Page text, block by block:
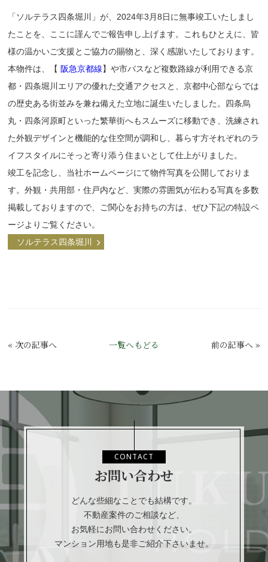
「ソルテラス四条堀川」が、2024年3月8日に無事竣工いたしまし
たことを、ここに謹んでご報告申し上げます。これもひとえに、皆
様の温かいご支援とご協力の賜物と、深く感謝いたしております。
本物件は、【 阪急京都線】や市バスなど複数路線が利用できる京
都・四条堀川エリアの優れた交通アクセスと、京都中心部ならでは
の歴史ある街並みを兼ね備えた立地に誕生いたしました。四条烏
丸・四条河原町といった繁華街へもスムーズに移動でき、洗練され
た外観デザインと機能的な住空間が調和し、暮らす方それぞれのラ
イフスタイルにそっと寄り添う住まいとして仕上がりました。
竣工を記念し、当社ホームページにて物件写真を公開しておりま
す。外観・共用部・住戸内など、実際の雰囲気が伝わる写真を多数
掲載しておりますので、ご関心をお持ちの方は、ぜひ下記の特設ペ
ージよりご覧ください。
ソルテラス四条堀川
«次の記事へ 一覧へもどる 前の記事へ»
CONTACT
お問い合わせ
どんな些細なことでも結構です。
不動産案件のご相談など、
お気軽にお問い合わせください。
マンション用地も是非ご紹介下さいませ。